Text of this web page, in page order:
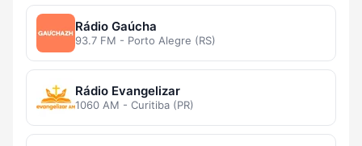
Rádio Gaúcha
93.7 FM - Porto Alegre (RS)
Rádio Evangelizar
1060 AM - Curitiba (PR)